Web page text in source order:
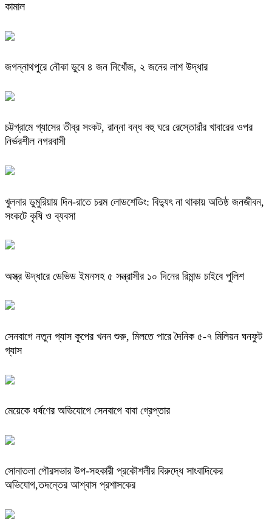
কামাল
জগন্নাথপুরে নৌকা ডুবে ৪ জন নিখোঁজ, ২ জনের লাশ উদ্ধার
চট্টগ্রামে গ্যাসের তীব্র সংকট, রান্না বন্ধ বহু ঘরে রেস্তোরাঁর খাবারের ওপর
নির্ভরশীল নগরবাসী
খুলনার ডুমুরিয়ায় দিন-রাতে চরম লোডশেডিং: বিদ্যুৎ না থাকায় অতিষ্ঠ জনজীবন,
সংকটে কৃষি ও ব্যবসা
অস্ত্র উদ্ধারে ডেভিড ইমনসহ ৫ সন্ত্রাসীর ১০ দিনের রিমান্ড চাইবে পুলিশ
সেনবাগে নতুন গ্যাস কূপের খনন শুরু, মিলতে পারে দৈনিক ৫-৭ মিলিয়ন ঘনফুট
গ্যাস
মেয়েকে ধর্ষণের অভিযোগে সেনবাগে বাবা গ্রেপ্তার
সোনাতলা পৌরসভার উপ-সহকারী প্রকৌশলীর বিরুদ্ধে সাংবাদিকের
অভিযোগ,তদন্তের আশ্বাস প্রশাসকের